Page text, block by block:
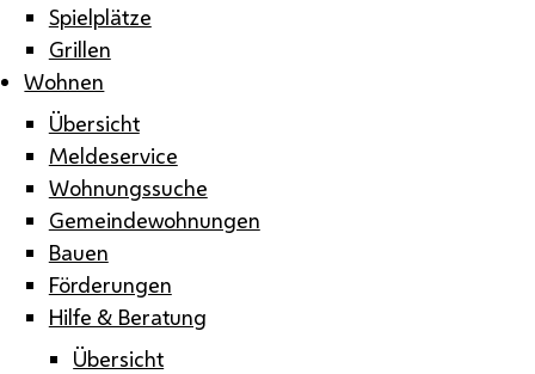
Spielplätze
Grillen
Wohnen
Übersicht
Meldeservice
Wohnungssuche
Gemeindewohnungen
Bauen
Förderungen
Hilfe & Beratung
Übersicht